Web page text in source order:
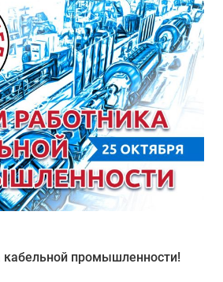
промышленности!